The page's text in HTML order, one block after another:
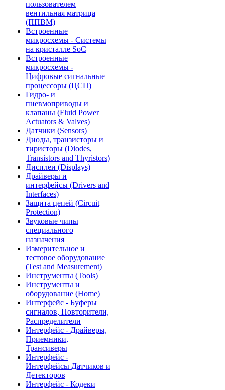
пользователем
вентильная матрица
(ППВМ)
Встроенные
микросхемы - Системы
на кристалле SoC
Встроенные
микросхемы -
Цифровые сигнальные
процессоры (ЦСП)
Гидро- и
пневмоприводы и
клапаны (Fluid Power
Actuators & Valves)
Датчики (Sensors)
Диоды, транзисторы и
тиристоры (Diodes,
Transistors and Thyristors)
Дисплеи (Displays)
Драйверы и
интерфейсы (Drivers and
Interfaces)
Защита цепей (Circuit
Protection)
Звуковые чипы
специального
назначения
Измерительное и
тестовое оборудование
(Test and Measurement)
Инструменты (Tools)
Инструменты и
оборудование (Home)
Интерфейс - Буферы
сигналов, Повторители,
Распределители
Интерфейс - Драйверы,
Приемники,
Трансиверы
Интерфейс -
Интерфейсы Датчиков и
Детекторов
Интерфейс - Кодеки